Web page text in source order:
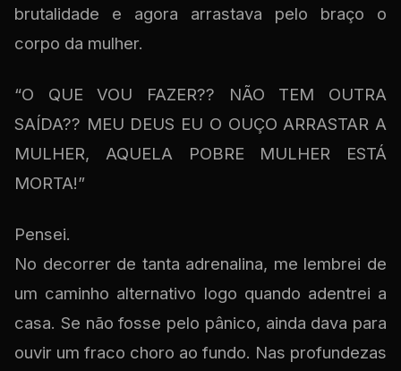
brutalidade e agora arrastava pelo braço o
corpo da mulher.
“O QUE VOU FAZER?? NÃO TEM OUTRA
SAÍDA?? MEU DEUS EU O OUÇO ARRASTAR A
MULHER, AQUELA POBRE MULHER ESTÁ
MORTA!”
Pensei.
No decorrer de tanta adrenalina, me lembrei de
um caminho alternativo logo quando adentrei a
casa. Se não fosse pelo pânico, ainda dava para
ouvir um fraco choro ao fundo. Nas profundezas